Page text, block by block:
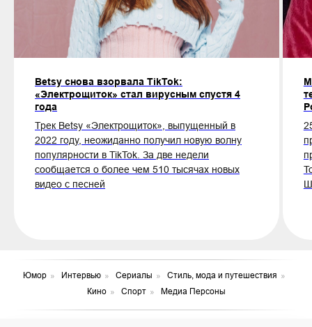
Betsy снова взорвала TikTok:
«Электрощиток» стал вирусным спустя 4
года
Трек Betsy «Электрощиток», выпущенный в
2022 году, неожиданно получил новую волну
популярности в TikTok. За две недели
сообщается о более чем 510 тысячах новых
видео с песней
Юмор » Интервью » Сериалы » Стиль, мода и путешествия »
Кино » Спорт » Медиа Персоны